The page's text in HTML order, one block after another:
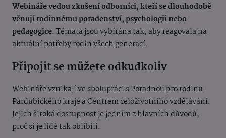
Webináře vedou zkušení odborníci, kteří se dlouhodobě
věnují rodinnému poradenství, psychologii nebo
pedagogice. Témata jsou vybírána tak, aby reagovala na
aktuální potřeby rodin všech generací.
Připojit se můžete odkudkoliv
Webináře vznikají ve spolupráci s Poradnou pro rodinu
Pardubického kraje a Centrem celoživotního vzdělávání.
Jejich široká dostupnost je jedním z hlavních důvodů,
proč si je lidé tak oblíbili.